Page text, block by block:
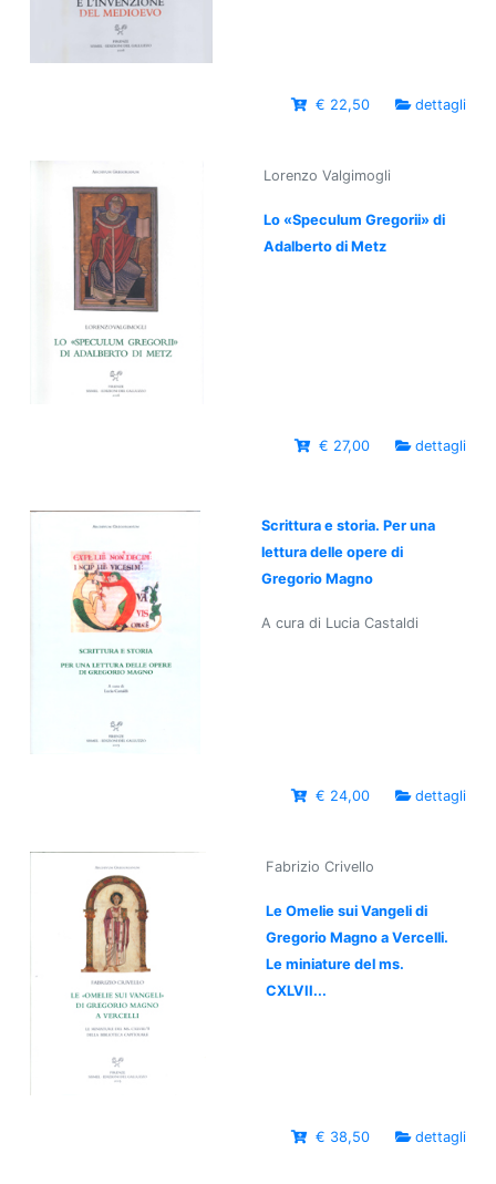
€ 22,50 dettagli
Lorenzo Valgimogli
Lo «Speculum Gregorii» di
Adalberto di Metz
€ 27,00 dettagli
Scrittura e storia. Per una
lettura delle opere di
Gregorio Magno
A cura di Lucia Castaldi
€ 24,00 dettagli
Fabrizio Crivello
Le Omelie sui Vangeli di
Gregorio Magno a Vercelli.
Le miniature del ms.
CXLVII...
€ 38,50 dettagli